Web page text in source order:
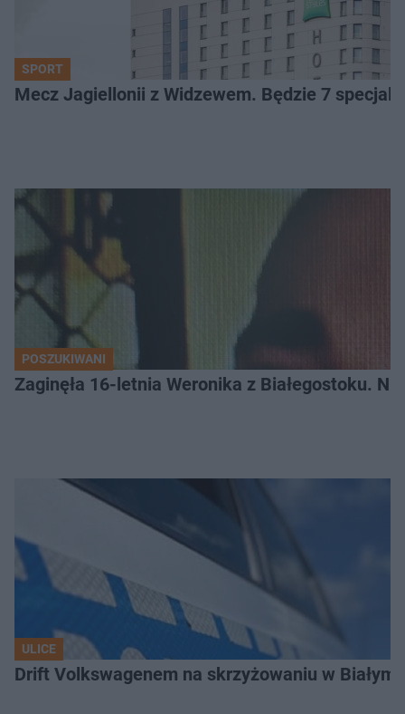
SPORT
Mecz Jagiellonii z Widzewem. Będzie 7
POSZUKIWANI
Zaginęła 16-letnia Weronika z Białegostoku.
ULICE
Drift Volkswagenem na skrzyżowaniu w